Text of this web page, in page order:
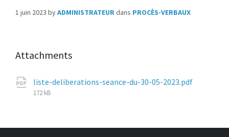
1 juin 2023 byADMINISTRATEURdans PROCÈS-VERBAUX
Attachments
liste-deliberations-seance-du-30-05-2023.pdf
172 kB